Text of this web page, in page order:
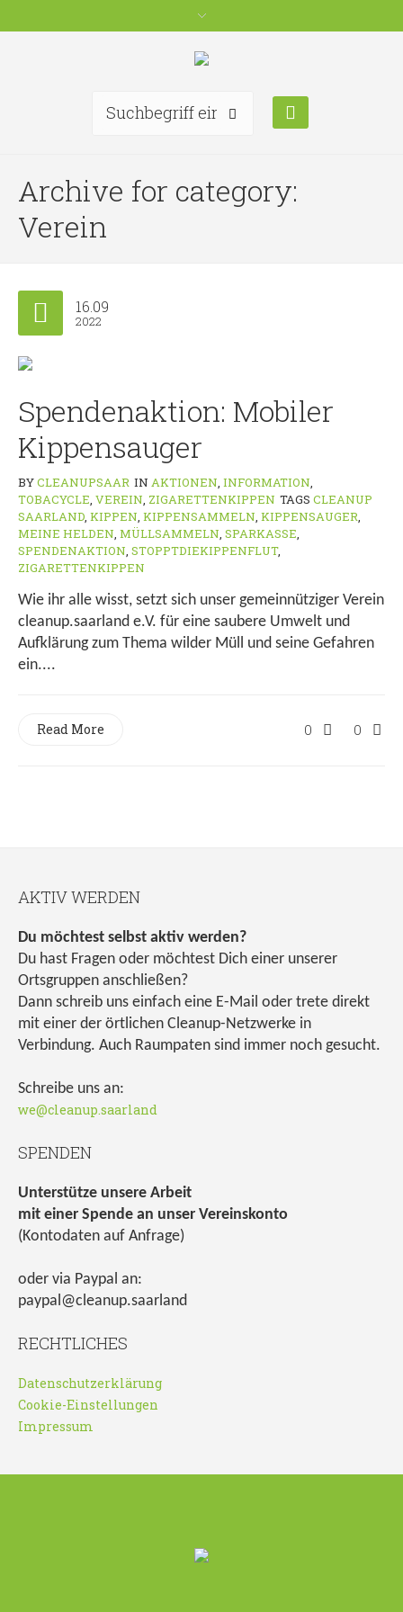
Archive for category:
Verein
16.09
2022
Spendenaktion: Mobiler
Kippensauger
BYCLEANUPSAAR IN AKTIONEN, INFORMATION,
TOBACYCLE, VEREIN, ZIGARETTENKIPPEN TAGS CLEANUP
SAARLAND, KIPPEN, KIPPENSAMMELN, KIPPENSAUGER,
MEINE HELDEN, MÜLLSAMMELN, SPARKASSE,
SPENDENAKTION, STOPPTDIEKIPPENFLUT,
ZIGARETTENKIPPEN
Wie ihr alle wisst, setzt sich unser gemeinnütziger Verein
cleanup.saarland e.V. für eine saubere Umwelt und
Aufklärung zum Thema wilder Müll und seine Gefahren
ein....
0 0
Read More
AKTIV WERDEN
Du möchtest selbst aktiv werden?
Du hast Fragen oder möchtest Dich einer unserer
Ortsgruppen anschließen?
Dann schreib uns einfach eine E-Mail oder trete direkt
mit einer der örtlichen Cleanup-Netzwerke in
Verbindung. Auch Raumpaten sind immer noch gesucht.
Schreibe uns an:
we@cleanup.saarland
SPENDEN
Unterstütze unsere Arbeit
mit einer Spende an unser Vereinskonto
(Kontodaten auf Anfrage)
oder via Paypal an:
paypal@cleanup.saarland
RECHTLICHES
Datenschutzerklärung
Cookie-Einstellungen
Impressum